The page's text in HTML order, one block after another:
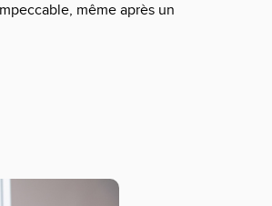
même après un